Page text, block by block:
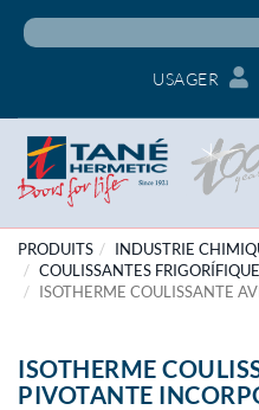
USAGER
PRODUITS
INDUSTRIE
COULISSANTES
ISOTHERME COULISSANTE
ISOTHERME
PIVOTANTE